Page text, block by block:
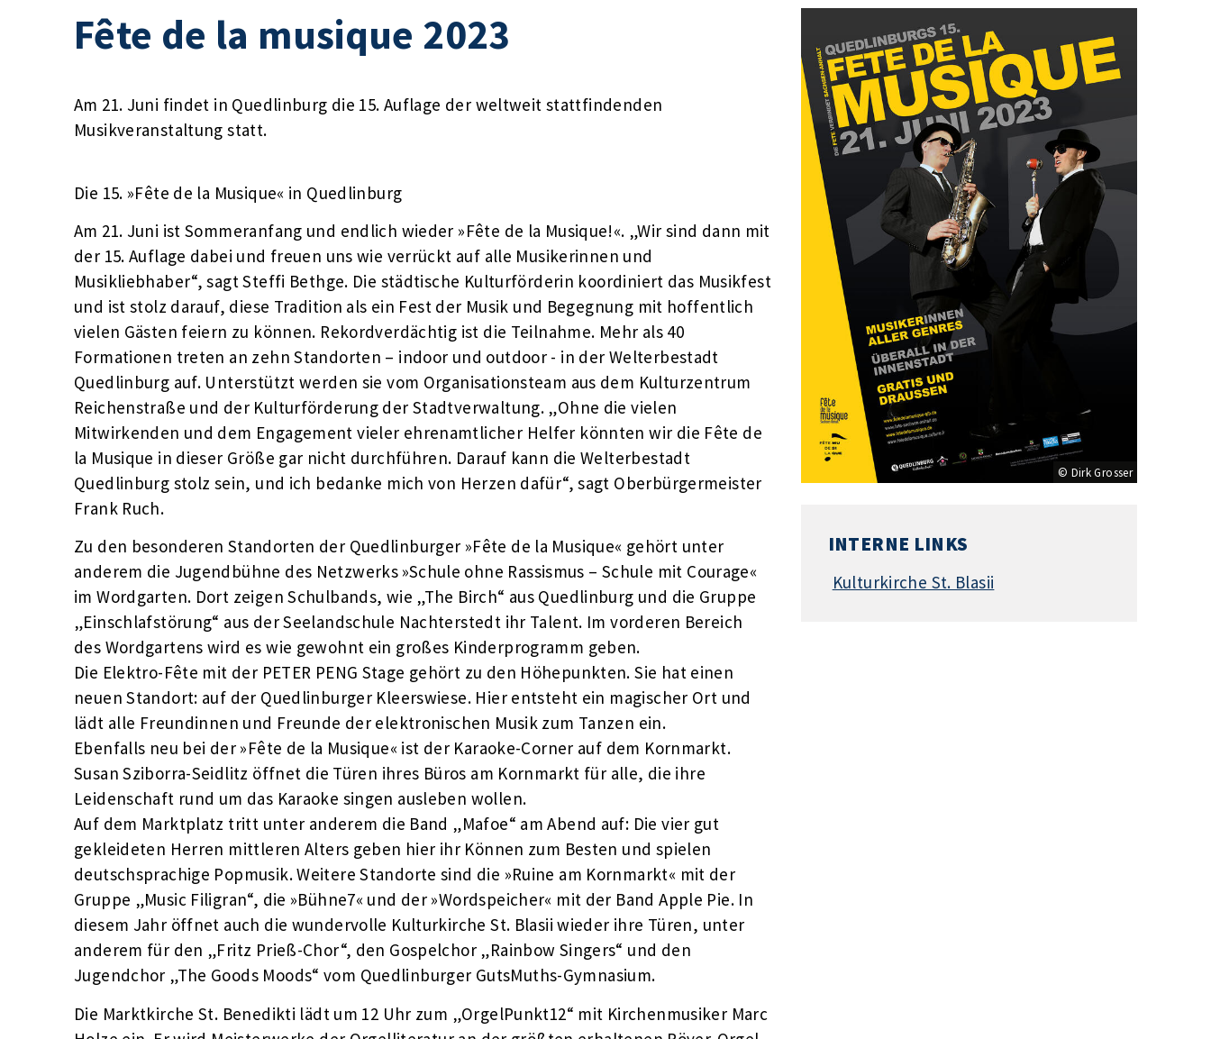
Fête de la musique 2023
Am 21. Juni findet in Quedlinburg die 15. Auflage der weltweit stattfindenden
Musikveranstaltung statt.
Die 15. »Fête de la Musique« in Quedlinburg
Am 21. Juni ist Sommeranfang und endlich wieder »Fête de la Musique!«. „Wir sind dann mit
der 15. Auflage dabei und freuen uns wie verrückt auf alle Musikerinnen und
Musikliebhaber“, sagt Steffi Bethge. Die städtische Kulturförderin koordiniert das Musikfest
und ist stolz darauf, diese Tradition als ein Fest der Musik und Begegnung mit hoffentlich
vielen Gästen feiern zu können. Rekordverdächtig ist die Teilnahme. Mehr als 40
Formationen treten an zehn Standorten – indoor und outdoor - in der Welterbestadt
Quedlinburg auf. Unterstützt werden sie vom Organisationsteam aus dem Kulturzentrum
Reichenstraße und der Kulturförderung der Stadtverwaltung. „Ohne die vielen
Mitwirkenden und dem Engagement vieler ehrenamtlicher Helfer könnten wir die Fête de
la Musique in dieser Größe gar nicht durchführen. Darauf kann die Welterbestadt
Quedlinburg stolz sein, und ich bedanke mich von Herzen dafür“, sagt Oberbürgermeister
Frank Ruch.
Zu den besonderen Standorten der Quedlinburger »Fête de la Musique« gehört unter
anderem die Jugendbühne des Netzwerks »Schule ohne Rassismus – Schule mit Courage«
im Wordgarten. Dort zeigen Schulbands, wie „The Birch“ aus Quedlinburg und die Gruppe
„Einschlafstörung“ aus der Seelandschule Nachterstedt ihr Talent. Im vorderen Bereich
des Wordgartens wird es wie gewohnt ein großes Kinderprogramm geben.
Die Elektro-Fête mit der PETER PENG Stage gehört zu den Höhepunkten. Sie hat einen
neuen Standort: auf der Quedlinburger Kleerswiese. Hier entsteht ein magischer Ort und
lädt alle Freundinnen und Freunde der elektronischen Musik zum Tanzen ein.
Ebenfalls neu bei der »Fête de la Musique« ist der Karaoke-Corner auf dem Kornmarkt.
Susan Sziborra-Seidlitz öffnet die Türen ihres Büros am Kornmarkt für alle, die ihre
Leidenschaft rund um das Karaoke singen ausleben wollen.
Auf dem Marktplatz tritt unter anderem die Band „Mafoe“ am Abend auf: Die vier gut
gekleideten Herren mittleren Alters geben hier ihr Können zum Besten und spielen
deutschsprachige Popmusik. Weitere Standorte sind die »Ruine am Kornmarkt« mit der
Gruppe „Music Filigran“, die »Bühne7« und der »Wordspeicher« mit der Band Apple Pie. In
diesem Jahr öffnet auch die wundervolle Kulturkirche St. Blasii wieder ihre Türen, unter
anderem für den „Fritz Prieß-Chor“, den Gospelchor „Rainbow Singers“ und den
Jugendchor „The Goods Moods“ vom Quedlinburger GutsMuths-Gymnasium.
Die Marktkirche St. Benedikti lädt um 12 Uhr zum „OrgelPunkt12“ mit Kirchenmusiker Marc
© Dirk Grosser
INTERNE LINKS
Kulturkirche St. Blasii